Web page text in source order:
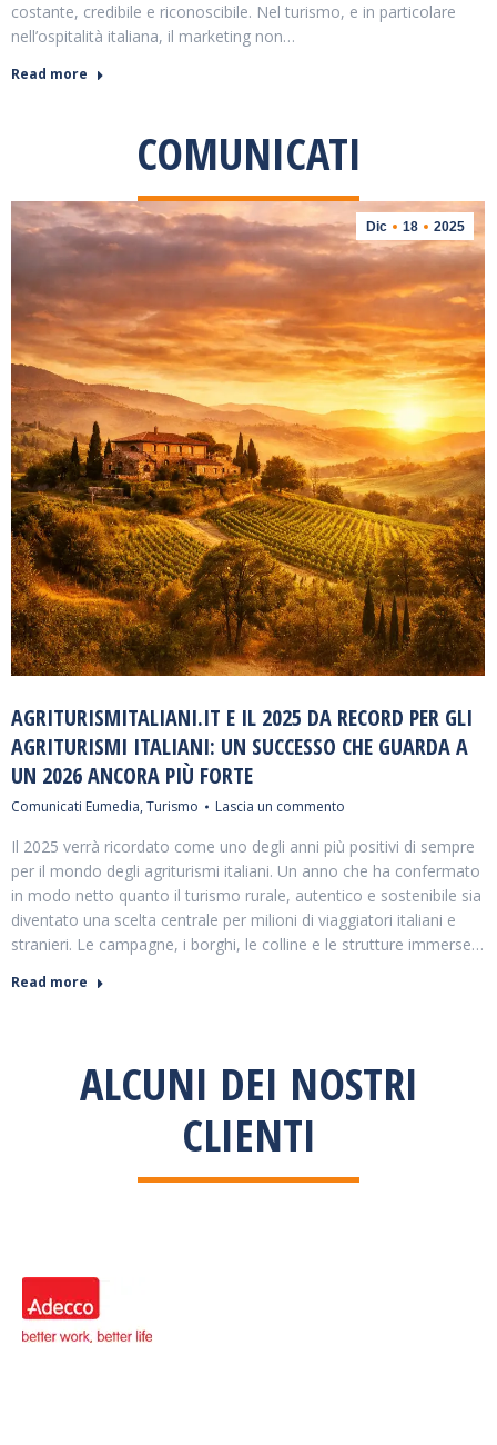
costante, credibile e riconoscibile. Nel turismo, e in particolare
nell’ospitalità italiana, il marketing non…
Read more
COMUNICATI
Dic 18 2025
AGRITURISMITALIANI.IT E IL 2025 DA RECORD PER GLI
AGRITURISMI ITALIANI: UN SUCCESSO CHE GUARDA A
UN 2026 ANCORA PIÙ FORTE
Comunicati Eumedia, Turismo Lascia un commento
Il 2025 verrà ricordato come uno degli anni più positivi di sempre
per il mondo degli agriturismi italiani. Un anno che ha confermato
in modo netto quanto il turismo rurale, autentico e sostenibile sia
diventato una scelta centrale per milioni di viaggiatori italiani e
stranieri. Le campagne, i borghi, le colline e le strutture immerse…
Read more
ALCUNI DEI NOSTRI
CLIENTI